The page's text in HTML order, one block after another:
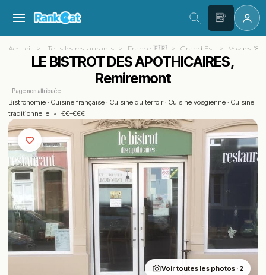
Accueil Tous les restaurants France 🇫🇷 Grand Est Vosges (88)
LE BISTROT DES APOTHICAIRES,
Remiremont
Page non attribuée
Bistronomie · Cuisine française · Cuisine du terroir· Cuisine vosgienne · Cuisine
traditionnelle • €€-€€€
Voir toutes les photos · 2